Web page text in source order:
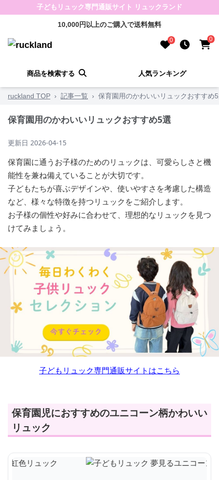
子どもリュック専門通販サイト リュックランド
10,000円以上のご購入で送料無料
0 0
商品を検索する 人気ランキング
ruckland TOP › 記事一覧 › 保育園用のかわいいリュックおすすめ
保育園用のかわいいリュックおすすめ5選
更新日 2026-04-15
保育園に通うお子様のためのリュックは、可愛らしさと機
能性を兼ね備えていることが大切です。
子どもたちが喜ぶデザインや、使いやすさを考慮した構造
など、様々な特徴を持つリュックをご紹介します。
お子様の個性や好みに合わせて、理想的なリュックを見つ
けてみましょう。
子どもリュック専門通販サイトはこちら
保育園児におすすめのユニコーン柄かわいい
リュック